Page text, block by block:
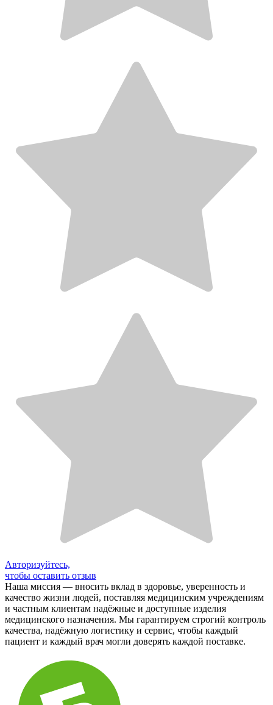
Авторизуйтесь,
чтобы оставить отзыв
Наша миссия — вносить вклад в здоровье, уверенность и
качество жизни людей, поставляя медицинским учреждениям
и частным клиентам надёжные и доступные изделия
медицинского назначения. Мы гарантируем строгий контроль
качества, надёжную логистику и сервис, чтобы каждый
пациент и каждый врач могли доверять каждой поставке.